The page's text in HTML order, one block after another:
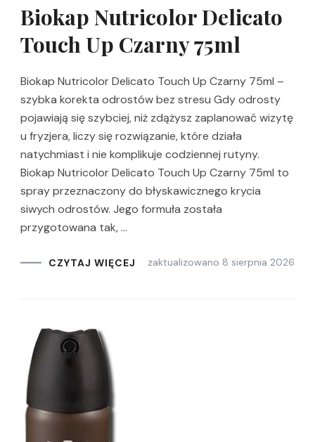
Biokap Nutricolor Delicato
Touch Up Czarny 75ml
Biokap Nutricolor Delicato Touch Up Czarny 75ml –
szybka korekta odrostów bez stresu Gdy odrosty
pojawiają się szybciej, niż zdążysz zaplanować wizytę
u fryzjera, liczy się rozwiązanie, które działa
natychmiast i nie komplikuje codziennej rutyny.
Biokap Nutricolor Delicato Touch Up Czarny 75ml to
spray przeznaczony do błyskawicznego krycia
siwych odrostów. Jego formuła została
przygotowana tak, …
CZYTAJ WIĘCEJ zaktualizowano 8 sierpnia 2026